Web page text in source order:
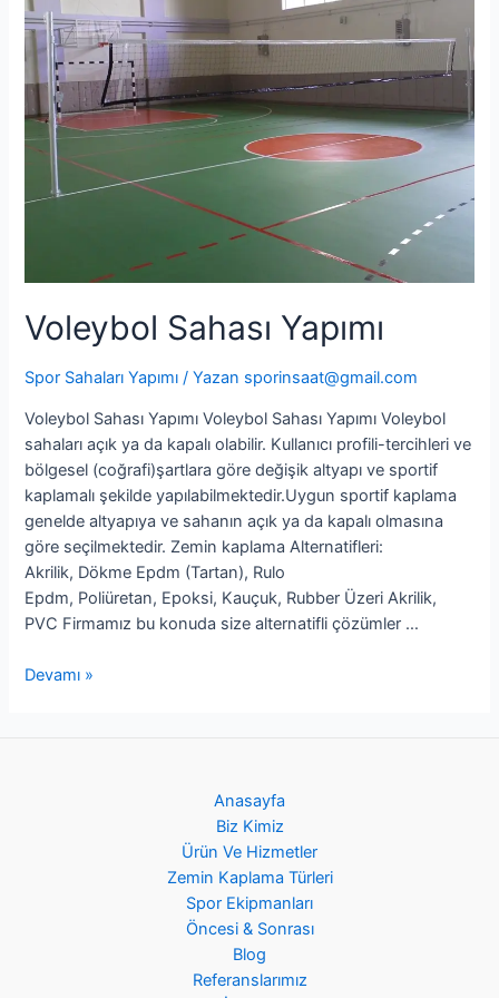
Voleybol Sahası Yapımı
Spor Sahaları Yapımı / Yazan sporinsaat@gmail.com
Voleybol Sahası Yapımı Voleybol Sahası Yapımı Voleybol
sahaları açık ya da kapalı olabilir. Kullanıcı profili-tercihleri ve
bölgesel (coğrafi)şartlara göre değişik altyapı ve sportif
kaplamalı şekilde yapılabilmektedir.Uygun sportif kaplama
genelde altyapıya ve sahanın açık ya da kapalı olmasına
göre seçilmektedir. Zemin kaplama Alternatifleri:
Akrilik, Dökme Epdm (Tartan), Rulo
Epdm, Poliüretan, Epoksi, Kauçuk, Rubber Üzeri Akrilik,
PVC Firmamız bu konuda size alternatifli çözümler …
Yapımı
Devamı »
Anasayfa
Biz Kimiz
Ürün Ve Hizmetler
Zemin Kaplama Türleri
Spor Ekipmanları
Öncesi & Sonrası
Blog
Referanslarımız